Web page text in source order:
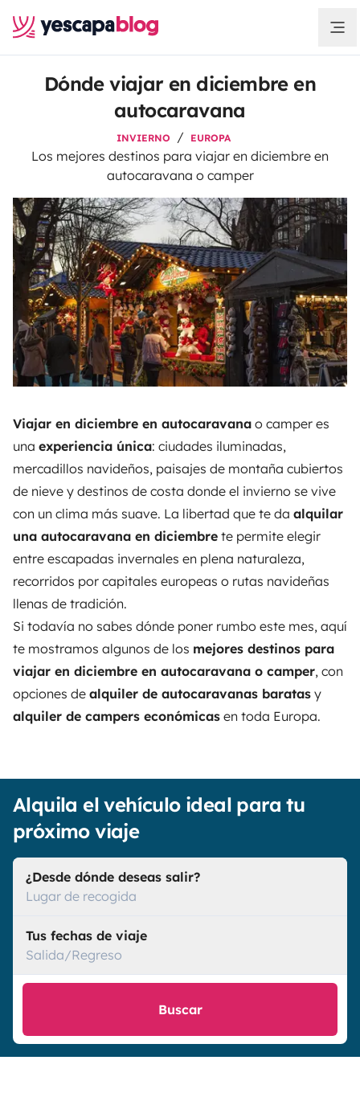
Dónde viajar en diciembre en
autocaravana
INVIERNO EUROPA
Los mejores destinos para viajar en diciembre en
autocaravana o camper
Viajar en diciembre en autocaravana o camper es
una experiencia única: ciudades iluminadas,
mercadillos navideños, paisajes de montaña cubiertos
de nieve y destinos de costa donde el invierno se vive
con un clima más suave. La libertad que te da alquilar
una autocaravana en diciembre te permite elegir
entre escapadas invernales en plena naturaleza,
recorridos por capitales europeas o rutas navideñas
llenas de tradición.
Si todavía no sabes dónde poner rumbo este mes, aquí
te mostramos algunos de los mejores destinos para
viajar en diciembre en autocaravana o camper, con
opciones de alquiler de autocaravanas baratas y
alquiler de campers económicas en toda Europa.
Alquila el vehículo ideal para tu
próximo viaje
¿Desde dónde deseas salir?
Lugar de recogida
Tus fechas de viaje
Salida/Regreso
Buscar